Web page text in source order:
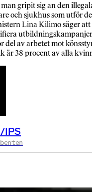
gripit sig an den
och sjukhus som utför
Lina Kilimo säger
del av arbetet mot
är 38 procent av alla
IPS